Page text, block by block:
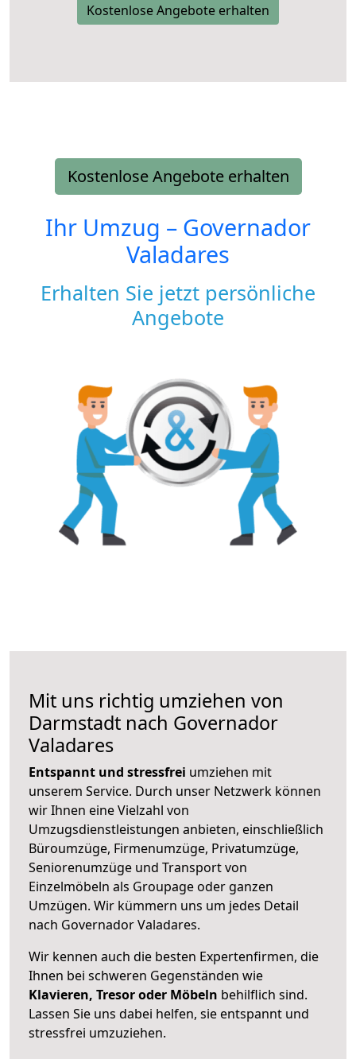
Kostenlose Angebote erhalten
Kostenlose Angebote erhalten
Ihr Umzug – Governador
Valadares
Erhalten Sie jetzt persönliche
Angebote
Mit uns richtig umziehen von
Darmstadt nach Governador
Valadares
Entspannt und stressfrei umziehen mit
unserem Service. Durch unser Netzwerk können
wir Ihnen eine Vielzahl von
Umzugsdienstleistungen anbieten, einschließlich
Büroumzüge, Firmenumzüge, Privatumzüge,
Seniorenumzüge und Transport von
Einzelmöbeln als Groupage oder ganzen
Umzügen. Wir kümmern uns um jedes Detail
nach Governador Valadares.
Wir kennen auch die besten Expertenfirmen, die
Ihnen bei schweren Gegenständen wie
Klavieren, Tresor oder Möbeln behilflich sind.
Lassen Sie uns dabei helfen, sie entspannt und
stressfrei umzuziehen.